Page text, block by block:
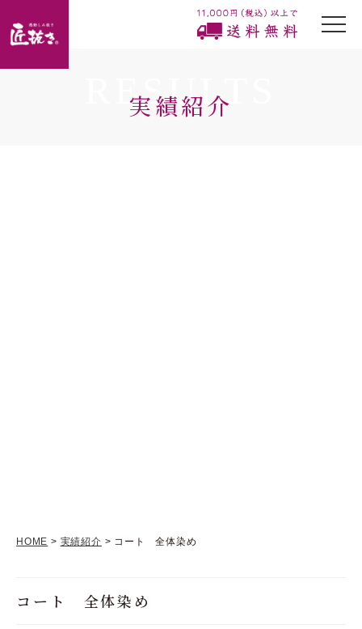
RESULTS
実績紹介
HOME > 実績紹介 > コート 全体染め
コート 全体染め